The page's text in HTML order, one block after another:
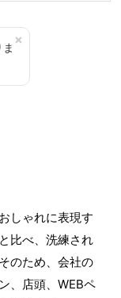
×
しゃれに表現す
比べ、洗練され
のため、会社の
、店頭、WEBペ